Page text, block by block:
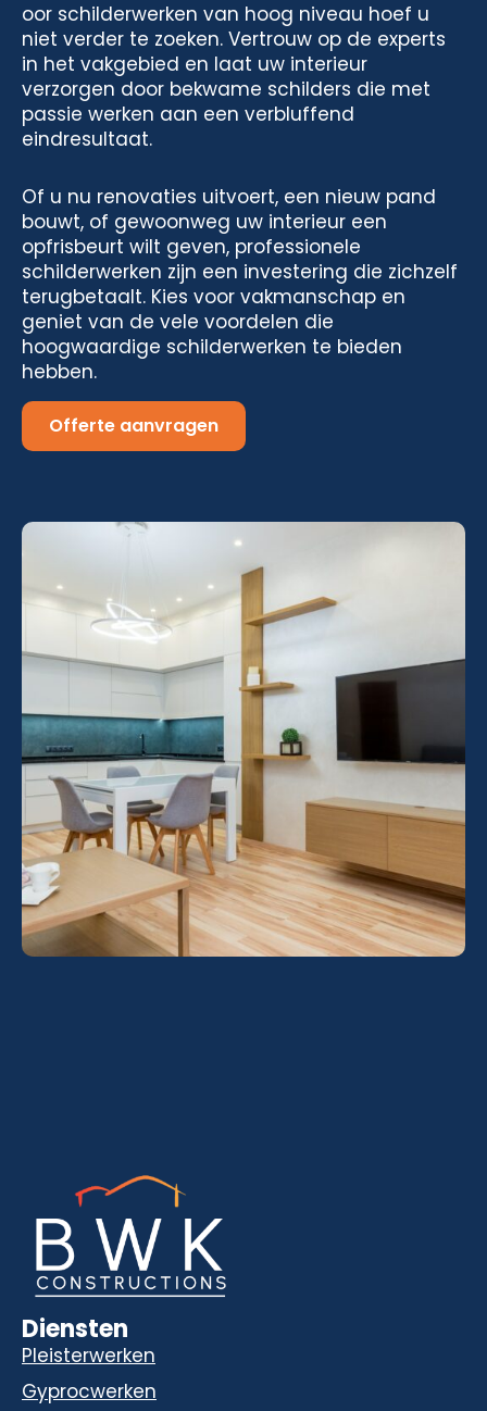
oor schilderwerken van hoog niveau hoef u
niet verder te zoeken. Vertrouw op de experts
in het vakgebied en laat uw interieur
verzorgen door bekwame schilders die met
passie werken aan een verbluffend
eindresultaat.
Of u nu renovaties uitvoert, een nieuw pand
bouwt, of gewoonweg uw interieur een
opfrisbeurt wilt geven, professionele
schilderwerken zijn een investering die zichzelf
terugbetaalt. Kies voor vakmanschap en
geniet van de vele voordelen die
hoogwaardige schilderwerken te bieden
hebben.
Offerte aanvragen
Diensten
Pleisterwerken
Gyprocwerken